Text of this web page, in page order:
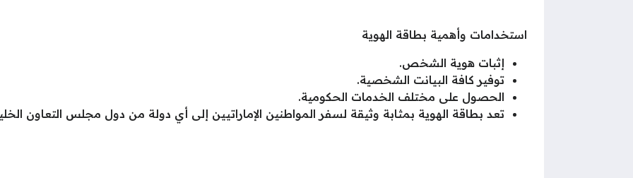
استخدامات وأهمية بطاقة الهوية
إثبات هوية الشخص.
توفير كافة البيانت الشخصية.
الحصول على مختلف الخدمات الحكومية.
تعد بطاقة الهوية بمثابة وثيقة لسفر المواطنين الإماراتيين إلى أي دولة من دول مجلس التعاون